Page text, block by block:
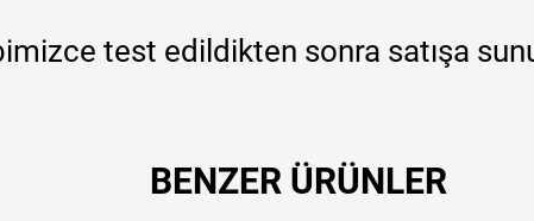
test edildikten sonra satışa
BENZER ÜRÜNLER